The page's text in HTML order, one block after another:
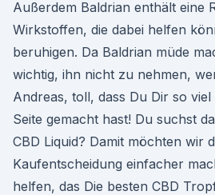
Außerdem Baldrian enthält eine
Wirkstoffen, die dabei helfen
beruhigen. Da Baldrian müde
wichtig, ihn nicht zu nehmen,
Andreas, toll, dass Du Dir so
Seite gemacht hast! Du suchst
CBD Liquid? Damit möchten wir
Kaufentscheidung einfacher
helfen, das Die besten CBD